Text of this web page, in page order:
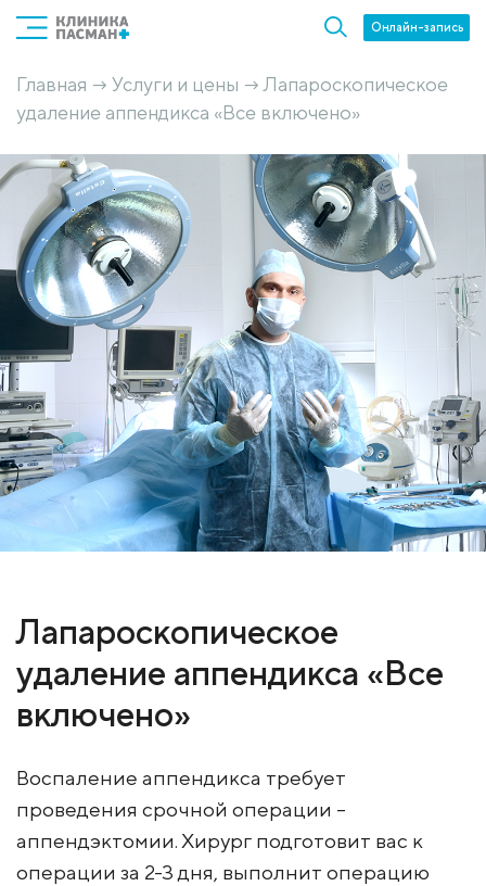
Онлайн-запись
Главная → Услуги и цены →Лапароскопическое
удаление аппендикса «Все включено»
Лапароскопическое
удаление аппендикса «Все
включено»
Воспаление аппендикса требует
проведения срочной операции –
аппендэктомии. Хирург подготовит вас к
операции за 2-3 дня, выполнит операцию